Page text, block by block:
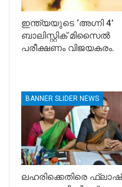
ഇന്ത്യയുടെ ‘അഗ്നി 4’
ബാലിസ്റ്റിക് മിസൈൽ
പരീക്ഷണം വിജയകരം.
BANNER SLIDER NEWS
ലഹരിക്കെതിരെ ഫ്ലാഷ്